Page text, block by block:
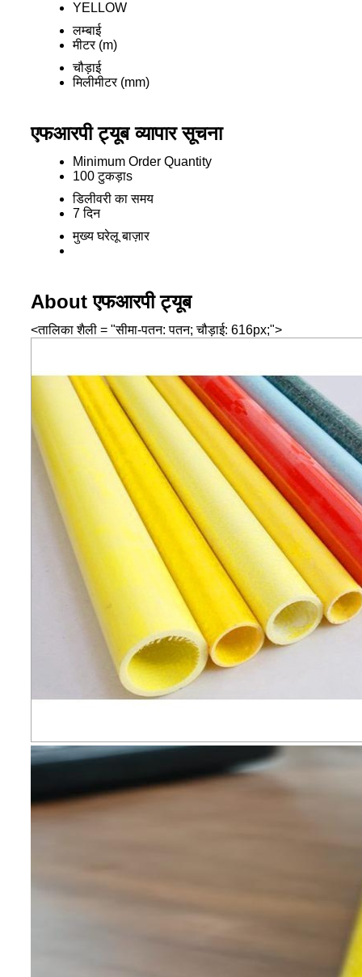
YELLOW
लम्बाई
मीटर (m)
चौड़ाई
मिलीमीटर (mm)
एफआरपी ट्यूब व्यापार सूचना
Minimum Order Quantity
100 टुकड़ाs
डिलीवरी का समय
7 दिन
मुख्य घरेलू बाज़ार
About एफआरपी ट्यूब
<तालिका शैली = "सीमा-पतन: पतन; चौड़ाई: 616px;">